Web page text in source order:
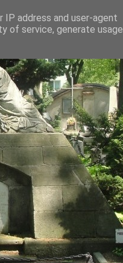
address and user-agent
of service, generate usage